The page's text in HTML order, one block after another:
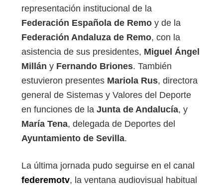
representación institucional de la
Federación Española de Remo y de la
Federación Andaluza de Remo, con la
asistencia de sus presidentes, Miguel Ángel
Millán y Fernando Briones. También
estuvieron presentes Mariola Rus, directora
general de Sistemas y Valores del Deporte
en funciones de la Junta de Andalucía, y
María Tena, delegada de Deportes del
Ayuntamiento de Sevilla.
La última jornada pudo seguirse en el canal
federemotv, la ventana audiovisual habitual